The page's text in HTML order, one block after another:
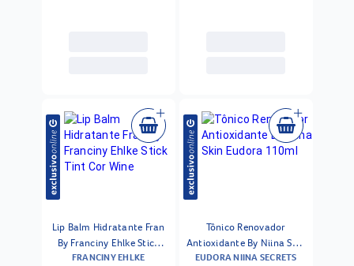
Lip Balm Hidratante Fran
By Franciny Ehlke Stick
Tint Cor Wine
FRANCINY EHLKE
Tônico Renovador
Antioxidante By Niina Skin
Eudora 110ml
EUDORA NIINA SECRETS